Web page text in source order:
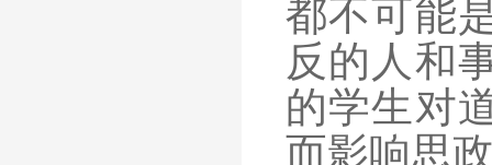
都不可能
反的人和
的学生对
而影响思